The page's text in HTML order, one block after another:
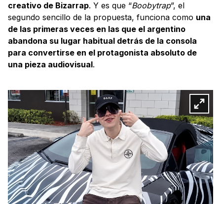
creativo de Bizarrap. Y es que “Boobytrap”, el
segundo sencillo de la propuesta, funciona como una
de las primeras veces en las que el argentino
abandona su lugar habitual detrás de la consola
para convertirse en el protagonista absoluto de
una pieza audiovisual.